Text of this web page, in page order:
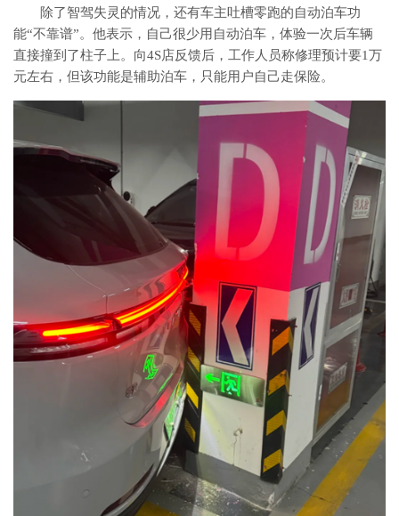
除了智驾失灵的情况，还有车主吐槽零跑的自动泊车功
能“不靠谱”。他表示，自己很少用自动泊车，体验一次后车辆
直接撞到了柱子上。向4S店反馈后，工作人员称修理预计要1万
元左右，但该功能是辅助泊车，只能用户自己走保险。